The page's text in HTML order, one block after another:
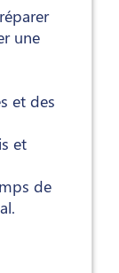
une
et des
et
de